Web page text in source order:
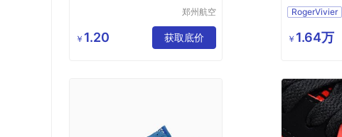
郑州航空
琦日用品
店
￥ 1.20 获取底价
RogerVivier
￥ 1.64万